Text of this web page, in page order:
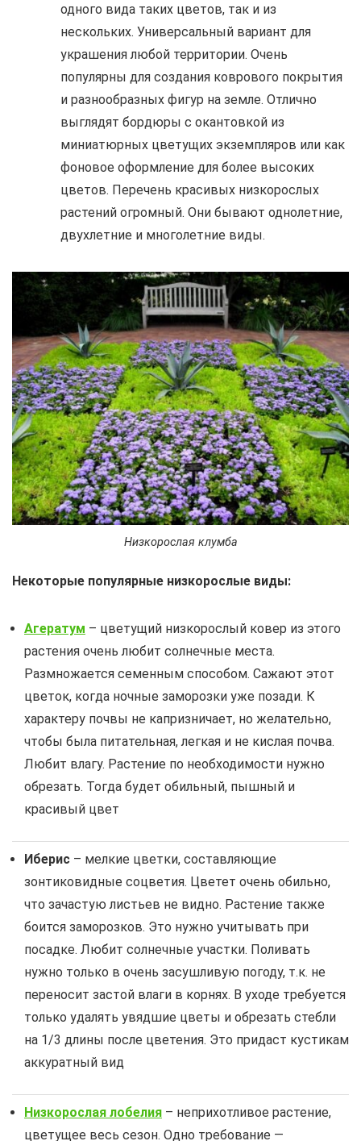
одного вида таких цветов, так и из
нескольких. Универсальный вариант для
украшения любой территории. Очень
популярны для создания коврового покрытия
и разнообразных фигур на земле. Отлично
выглядят бордюры с окантовкой из
миниатюрных цветущих экземпляров или как
фоновое оформление для более высоких
цветов. Перечень красивых низкорослых
растений огромный. Они бывают однолетние,
двухлетние и многолетние виды.
Низкорослая клумба
Некоторые популярные низкорослые виды:
Агератум – цветущий низкорослый ковер из этого
растения очень любит солнечные места.
Размножается семенным способом. Сажают этот
цветок, когда ночные заморозки уже позади. К
характеру почвы не капризничает, но желательно,
чтобы была питательная, легкая и не кислая почва.
Любит влагу. Растение по необходимости нужно
обрезать. Тогда будет обильный, пышный и
красивый цвет
Иберис – мелкие цветки, составляющие
зонтиковидные соцветия. Цветет очень обильно,
что зачастую листьев не видно. Растение также
боится заморозков. Это нужно учитывать при
посадке. Любит солнечные участки. Поливать
нужно только в очень засушливую погоду, т.к. не
переносит застой влаги в корнях. В уходе требуется
только удалять увядшие цветы и обрезать стебли
на 1/3 длины после цветения. Это придаст кустикам
аккуратный вид
Низкорослая лобелия – неприхотливое растение,
цветущее весь сезон. Одно требование —